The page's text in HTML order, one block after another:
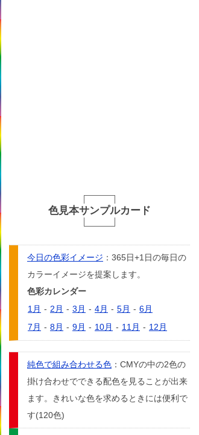
色見本サンプルカード
今日の色彩イメージ ：365日+1日の毎日の
カラーイメージを提案します。
色彩カレンダー
1月 - 2月 - 3月 - 4月 - 5月 - 6月
7月 - 8月 - 9月 - 10月 - 11月 - 12月
純色で組み合わせる色 ：CMYの中の2色の
掛け合わせでできる配色を見ることが出来
ます。きれいな色を求めるときには便利で
す(120色)